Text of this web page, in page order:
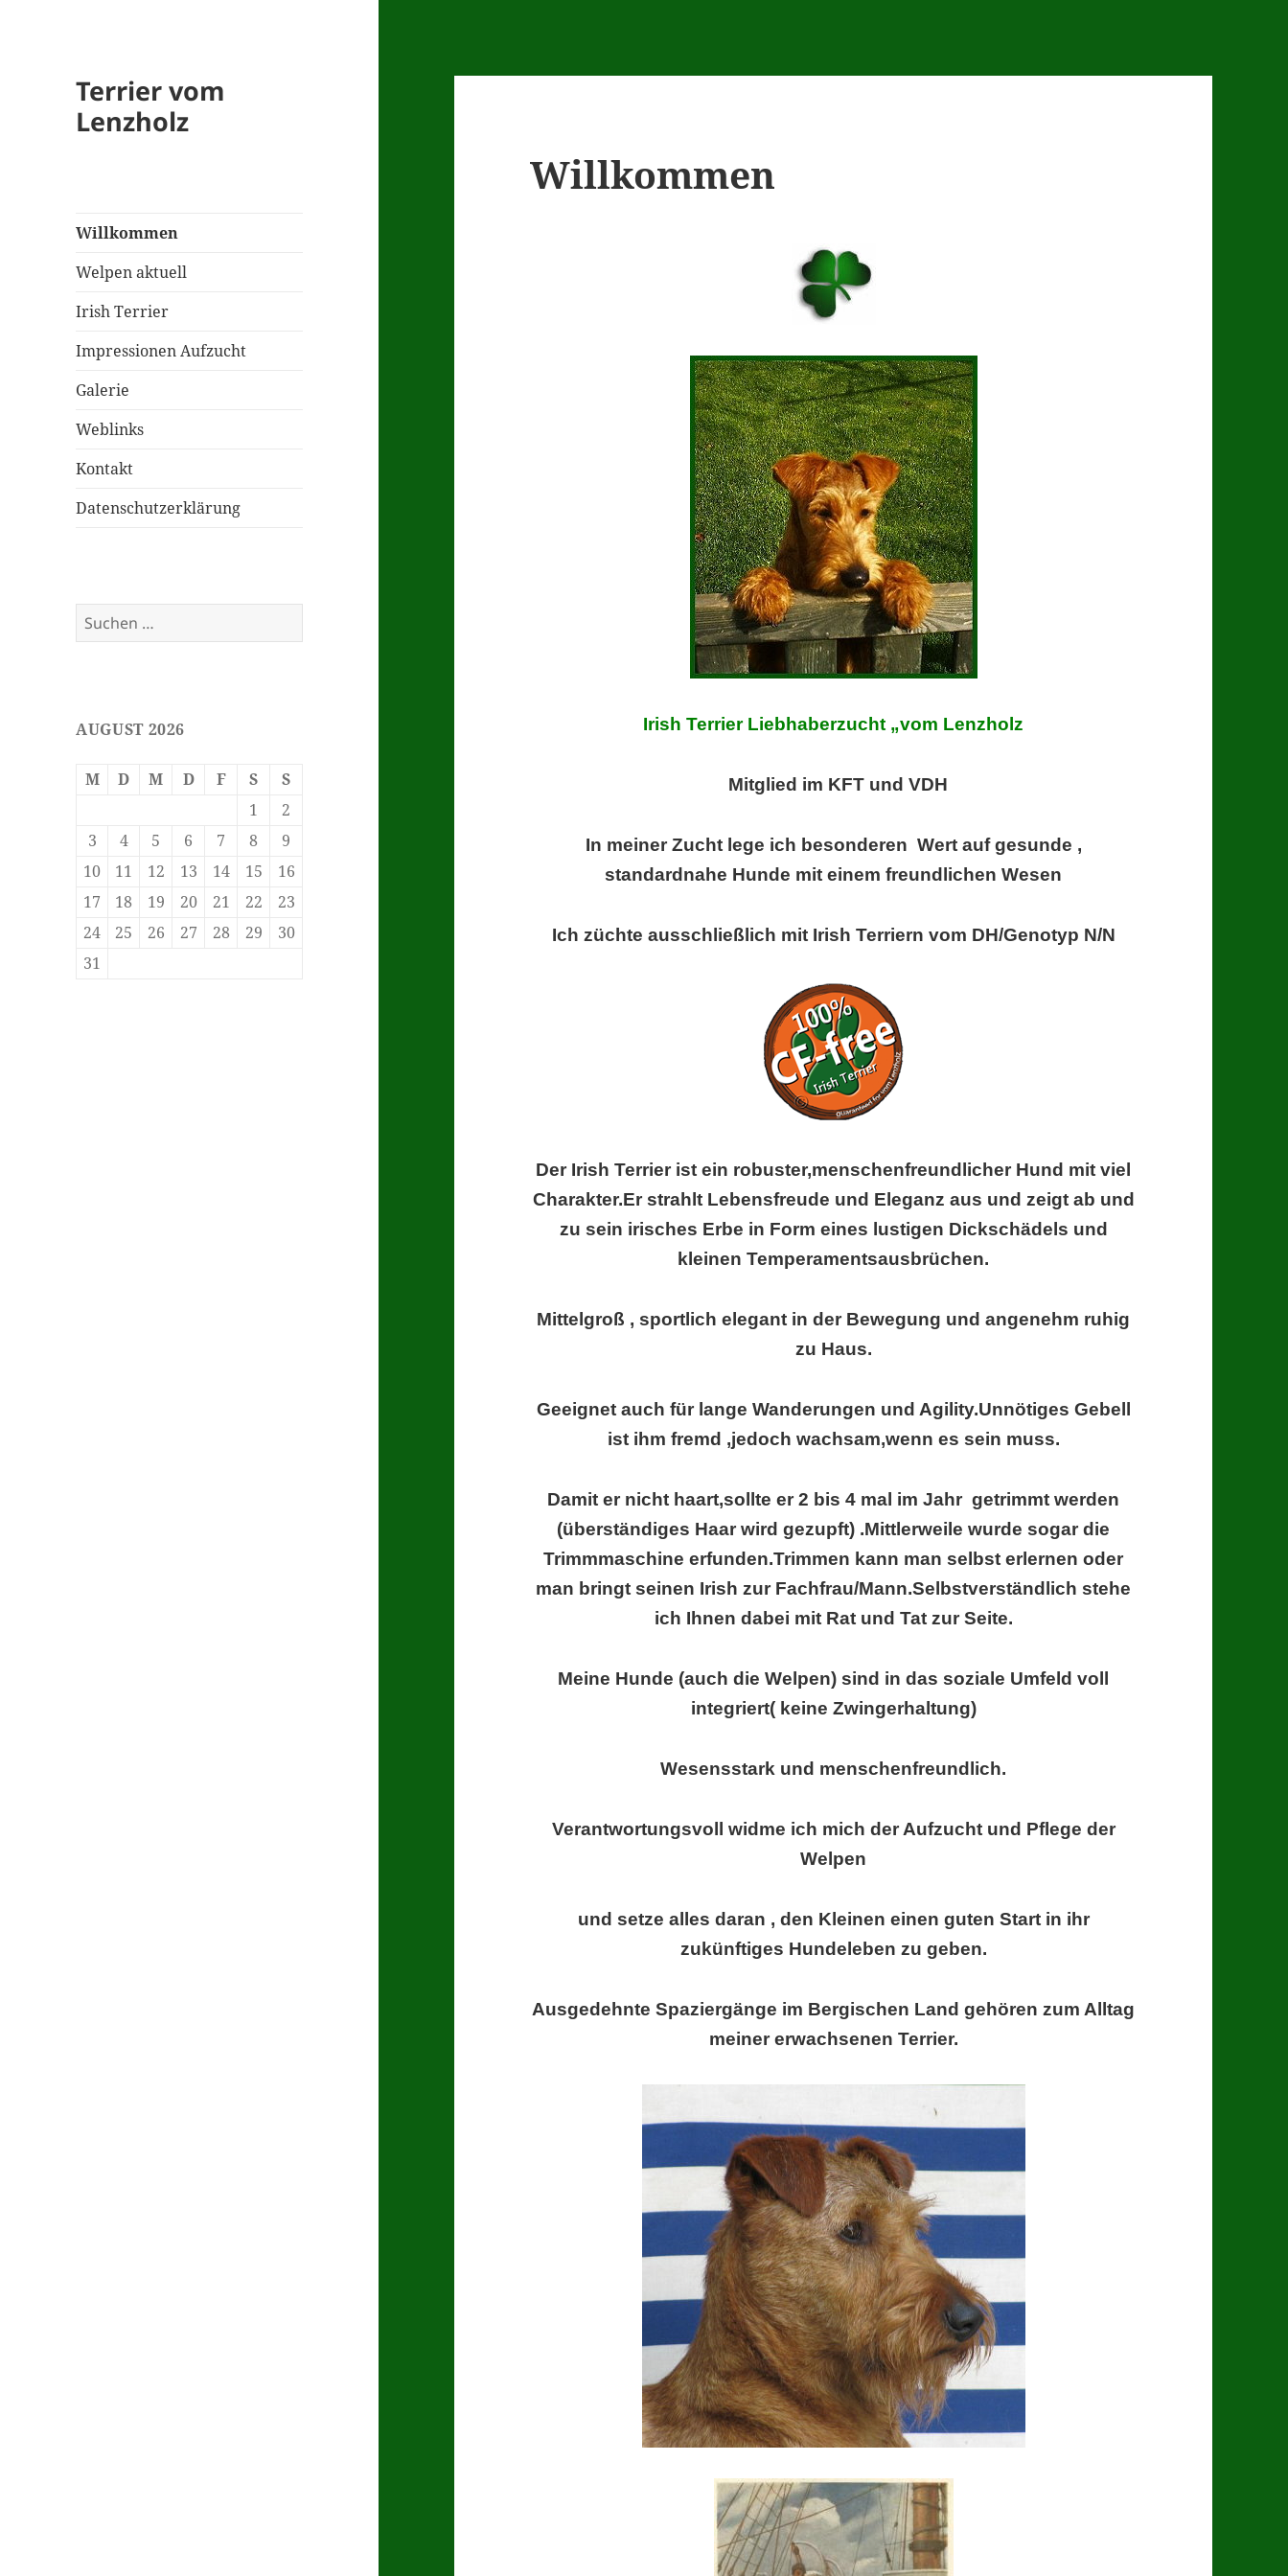
Terrier vom
Lenzholz
Willkommen
Welpen aktuell
Irish Terrier
Impressionen Aufzucht
Galerie
Weblinks
Kontakt
Datenschutzerklärung
Suchen
nach:
AUGUST 2026
M D M D F S
S
1
2
3
4 5 6 7 8
9
10
11 12 13 14 15
16
17
18 19 20 21 22
23
24
25 26 27 28 29
30
31
Willkommen
Irish Terrier Liebhaberzucht „vom Lenzholz
Mitglied im KFT und VDH
In meiner Zucht lege ich besonderen Wert auf gesunde ,
standardnahe Hunde mit einem freundlichen Wesen
Ich züchte ausschließlich mit Irish Terriern vom DH/Genotyp N/N
Der Irish Terrier ist ein robuster,menschenfreundlicher Hund mit viel
Charakter.Er strahlt Lebensfreude und Eleganz aus und zeigt ab und
zu sein irisches Erbe in Form eines lustigen Dickschädels und
kleinen Temperamentsausbrüchen.
Mittelgroß , sportlich elegant in der Bewegung und angenehm ruhig
zu Haus.
Geeignet auch für lange Wanderungen und Agility.Unnötiges Gebell
ist ihm fremd ,jedoch wachsam,wenn es sein muss.
Damit er nicht haart,sollte er 2 bis 4 mal im Jahr getrimmt werden
(überständiges Haar wird gezupft) .Mittlerweile wurde sogar die
Trimmmaschine erfunden.Trimmen kann man selbst erlernen oder
man bringt seinen Irish zur Fachfrau/Mann.Selbstverständlich stehe
ich Ihnen dabei mit Rat und Tat zur Seite.
Meine Hunde (auch die Welpen) sind in das soziale Umfeld voll
integriert( keine Zwingerhaltung)
Wesensstark und menschenfreundlich.
Verantwortungsvoll widme ich mich der Aufzucht und Pflege der
Welpen
und setze alles daran , den Kleinen einen guten Start in ihr
zukünftiges Hundeleben zu geben.
Ausgedehnte Spaziergänge im Bergischen Land gehören zum Alltag
meiner erwachsenen Terrier.